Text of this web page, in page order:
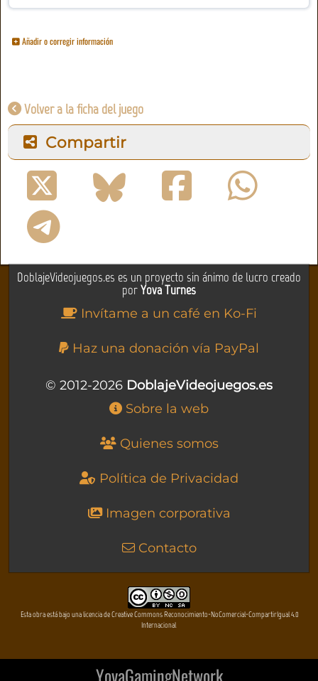
Añadir o corregir información
Volver a la ficha del juego
Compartir
DoblajeVideojuegos.es es un proyecto sin ánimo de lucro creado
porYova Turnes
Invítame a un café en Ko-Fi
Haz una donación vía PayPal
© 2012-2026 DoblajeVideojuegos.es
Sobre la web
Quienes somos
Política de Privacidad
Imagen corporativa
Contacto
Esta obra está bajo una licencia de Creative Commons Reconocimiento-NoComercial-CompartirIgual 4.0
Internacional
YovaGamingNetwork